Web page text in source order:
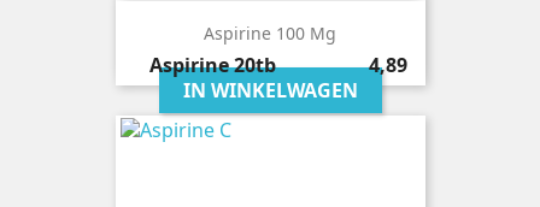
Aspirine 100 Mg
Aspirine20tb Prijs
4,89
IN WINKELWAGEN